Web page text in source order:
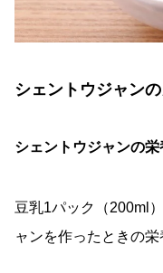
シェントウジャン
シェントウジャンの
豆乳1パック（200ml
ャンを作ったときの栄